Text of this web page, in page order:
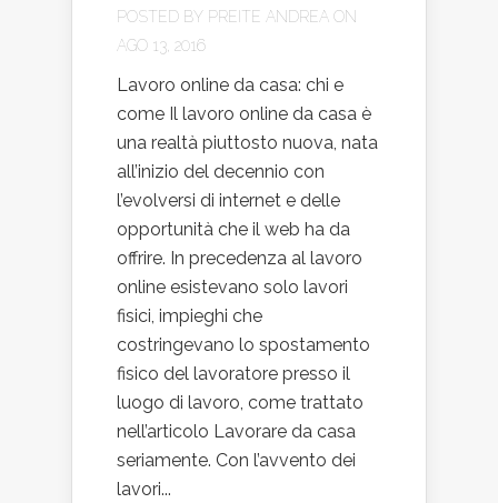
POSTED BY PREITE ANDREA ON
AGO 13, 2016
Lavoro online da casa: chi e
come Il lavoro online da casa è
una realtà piuttosto nuova, nata
all’inizio del decennio con
l’evolversi di internet e delle
opportunità che il web ha da
offrire. In precedenza al lavoro
online esistevano solo lavori
fisici, impieghi che
costringevano lo spostamento
fisico del lavoratore presso il
luogo di lavoro, come trattato
nell’articolo Lavorare da casa
seriamente. Con l’avvento dei
lavori...